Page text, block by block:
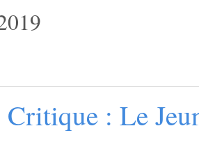
Critique : Le